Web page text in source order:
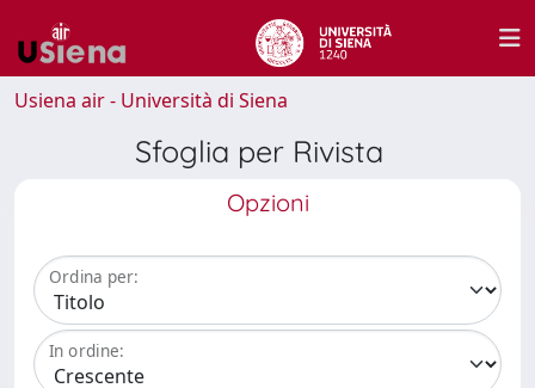
Usiena air - Università di Siena
Sfoglia per Rivista
Opzioni
Ordina per:
In ordine: